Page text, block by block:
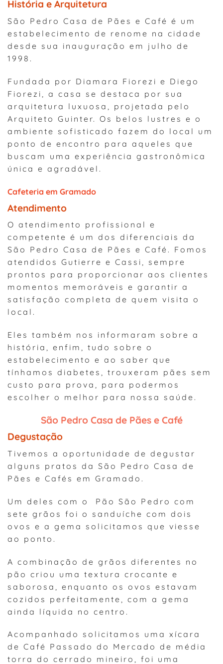
História e Arquitetura
São Pedro Casa de Pães e Café é um
estabelecimento de renome na cidade
desde sua inauguração em julho de
1998.
Fundada por Diamara Fiorezi e Diego
Fiorezi, a casa se destaca por sua
arquitetura luxuosa, projetada pelo
Arquiteto Guinter. Os belos lustres e o
ambiente sofisticado fazem do local um
ponto de encontro para aqueles que
buscam uma experiência gastronômica
única e agradável.
Cafeteria em Gramado
Atendimento
O atendimento profissional e
competente é um dos diferenciais da
São Pedro Casa de Pães e Café. Fomos
atendidos Gutierre e Cassi, sempre
prontos para proporcionar aos clientes
momentos memoráveis e garantir a
satisfação completa de quem visita o
local.
Eles também nos informaram sobre a
história, enfim, tudo sobre o
estabelecimento e ao saber que
tínhamos diabetes, trouxeram pães sem
custo para prova, para podermos
escolher o melhor para nossa saúde.
São Pedro Casa de Pães e Café
Degustação
Tivemos a oportunidade de degustar
alguns pratos da São Pedro Casa de
Pães e Cafés em Gramado.
Um deles com o Pão São Pedro com
sete grãos foi o sanduíche com dois
ovos e a gema solicitamos que viesse
ao ponto.
A combinação de grãos diferentes no
pão criou uma textura crocante e
saborosa, enquanto os ovos estavam
cozidos perfeitamente, com a gema
ainda líquida no centro.
Acompanhado solicitamos uma xícara
de Café Passado do Mercado de média
torra do cerrado mineiro, foi uma